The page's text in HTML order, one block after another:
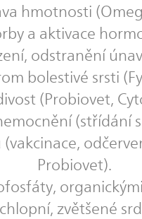
hmotnosti
a aktivace
odstranění
bolestivé srsti
(Probiovet,
(střídání
Probiovet).
zvětšené